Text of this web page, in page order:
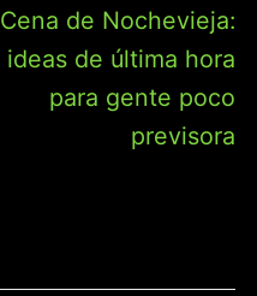
Entrada
siguiente:
Cena de Nochevieja:
ideas de última hora
para gente poco
previsora